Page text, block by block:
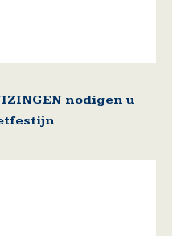
nodigen u